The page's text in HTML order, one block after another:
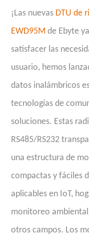
¡Las nuevas DTU de
EWD95M de Ebyte
satisfacer las
usuario, hemos
datos inalámbricos
tecnologías de
soluciones. Estas
RS485/RS232
una estructura de
compactas y fáciles
aplicables en IoT,
monitoreo
otros campos. Los